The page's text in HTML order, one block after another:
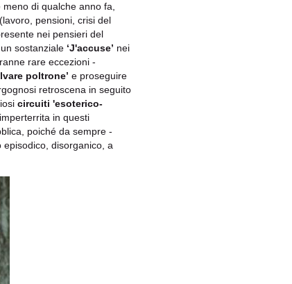
di qualche anno fa,
pensioni, crisi del
nei pensieri del
sostanziale ‘J'accuse’ nei
rare eccezioni -
poltrone’ e proseguire
retroscena in seguito
circuiti 'esoterico-
in questi
poiché da sempre -
disorganico, a